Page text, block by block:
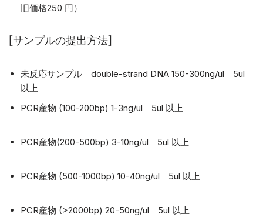
旧価格250 円）
[サンプルの提出方法]
未反応サンプル double-strand DNA 150-300ng/ul 5ul
以上
PCR産物 (100-200bp) 1-3ng/ul 5ul 以上
PCR産物(200-500bp) 3-10ng/ul 5ul 以上
PCR産物 (500-1000bp) 10-40ng/ul 5ul 以上
PCR産物 (>2000bp) 20-50ng/ul 5ul 以上